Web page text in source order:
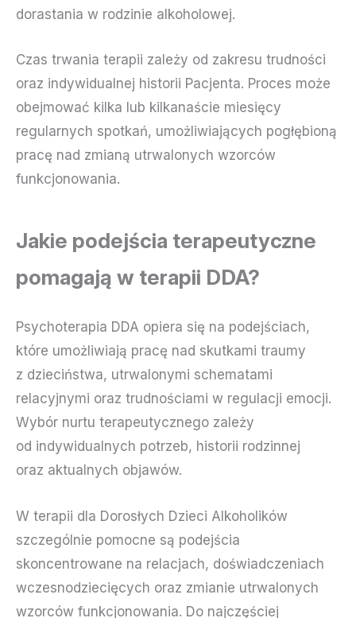
dorastania w rodzinie alkoholowej.
Czas trwania terapii zależy od zakresu trudności
oraz indywidualnej historii Pacjenta. Proces może
obejmować kilka lub kilkanaście miesięcy
regularnych spotkań, umożliwiających pogłębioną
pracę nad zmianą utrwalonych wzorców
funkcjonowania.
Jakie podejścia terapeutyczne
pomagają w terapii DDA?
Psychoterapia DDA opiera się na podejściach,
które umożliwiają pracę nad skutkami traumy
z dzieciństwa, utrwalonymi schematami
relacyjnymi oraz trudnościami w regulacji emocji.
Wybór nurtu terapeutycznego zależy
od indywidualnych potrzeb, historii rodzinnej
oraz aktualnych objawów.
W terapii dla Dorosłych Dzieci Alkoholików
szczególnie pomocne są podejścia
skoncentrowane na relacjach, doświadczeniach
wczesnodziecięcych oraz zmianie utrwalonych
wzorców funkcjonowania. Do najczęściej